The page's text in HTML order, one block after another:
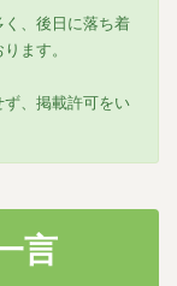
、後日に落ち着
ます。
、掲載許可をい
言